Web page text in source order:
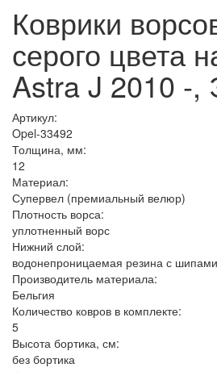
Коврики
серого цвета
Astra J 2010 -,
Артикул:
Opel-33492
Толщина, мм:
12
Материал:
Супервел (премиальный велюр)
Плотность ворса:
уплотненный ворс
Нижний слой:
водонепроницаемая резина с шипами
Производитель материала:
Бельгия
Количество ковров в комплекте:
5
Высота бортика, см:
без бортика